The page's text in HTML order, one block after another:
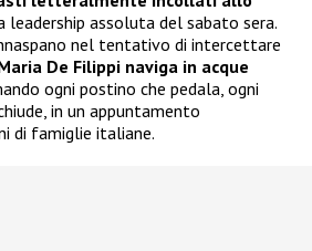
leadership assoluta del sabato sera.
nel tentativo di intercettare
De Filippi naviga in acque
ogni postino che pedala, ogni
in un appuntamento
di famiglie italiane.